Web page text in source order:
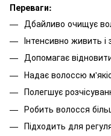
Переваги:
Дбайливо очищує
Інтенсивно живить
Допомагає
Надає волоссю
Полегшує
Робить волосся
Підходить для